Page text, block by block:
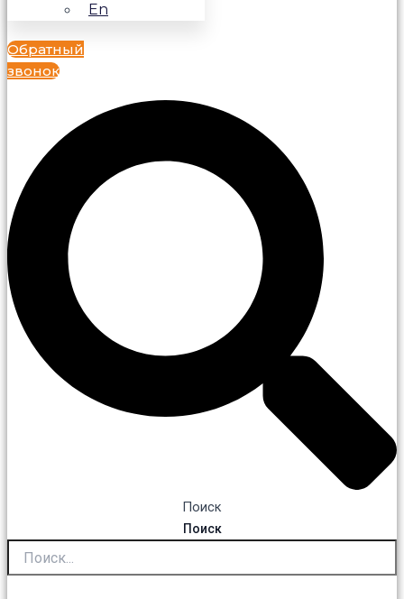
En
Обратный
звонок
Поиск
Поиск